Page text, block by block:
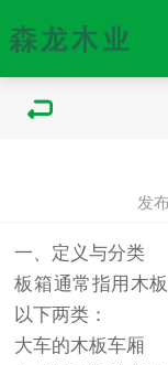
发
一、定义与分类
板箱通常指用木
以下两类：
大车的木板车厢